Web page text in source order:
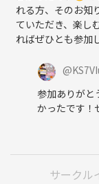
れる方、そのお知
ていただき、楽し
ればぜひとも参加
@
参加ありがと
かったです！
サークル